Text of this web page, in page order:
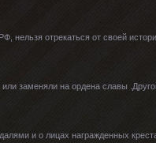
нельзя отрекаться от своей
заменяли на ордена славы
и о лицах награжденных